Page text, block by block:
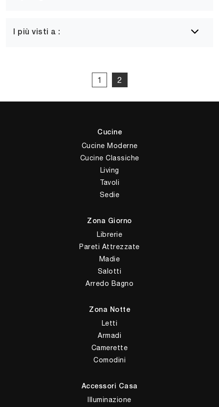
I più visti a :
1 2
Cucine
Cucine Moderne
Cucine Classiche
Living
Tavoli
Sedie
Zona Giorno
Librerie
Pareti Attrezzate
Madie
Salotti
Arredo Bagno
Zona Notte
Letti
Armadi
Camerette
Comodini
Accessori Casa
Illuminazione